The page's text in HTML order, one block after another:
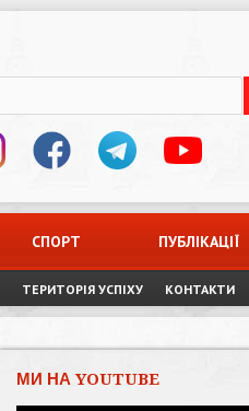
СПОРТ ПУБЛІКАЦІЇ
ТЕРИТОРІЯ УСПІХУ КОНТАКТИ
МИ НА YOUTUBE